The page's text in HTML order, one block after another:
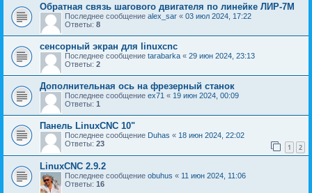
Обратная связь шагового двигателя по линейке ЛИР-7М
Последнее сообщение alex_sar « 03 июл 2024, 17:22
Ответы: 8
сенсорный экран для linuxcnc
Последнее сообщение tarabarka « 29 июн 2024, 23:13
Ответы: 2
Дополнительная ось на фрезерный станок
Последнее сообщение ex71 « 19 июн 2024, 00:09
Ответы: 1
Панель LinuxCNC 10"
Последнее сообщение Duhas « 18 июн 2024, 22:02
Ответы: 23 1 2
LinuxCNC 2.9.2
Последнее сообщение obuhus « 11 июн 2024, 11:06
Ответы: 16